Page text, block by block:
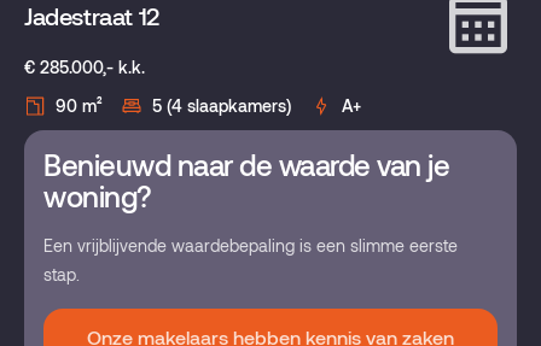
Jadestraat 12
€ 285.000,- k.k.
90 m²
5 (4 slaapkamers) A+
Benieuwd naar de waarde van je
woning?
Een vrijblijvende waardebepaling is een slimme eerste
stap.
Onze makelaars hebben kennis van zaken